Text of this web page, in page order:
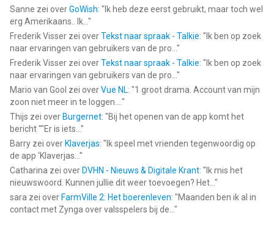
Sanne zei overGoWish: " Ik heb deze eerst gebruikt, maar toch wel
erg Amerikaans.. Ik... "
Frederik Visser zei overTekst naar spraak - Talkie: " Ik ben op zoek
naar ervaringen van gebruikers van de pro... "
Frederik Visser zei overTekst naar spraak - Talkie: " Ik ben op zoek
naar ervaringen van gebruikers van de pro... "
Mario van Gool zei overVue NL: "1 groot drama. Account van mijn
zoon niet meer in te loggen.... "
Thijs zei over Burgernet: "Bij het openen van de app komt het
bericht ""Er is iets... "
Barry zei over Klaverjas: " Ik speel met vrienden tegenwoordig op
de app ‘Klaverjas... "
Catharina zei over DVHN - Nieuws & Digitale Krant: " Ik mis het
nieuwswoord. Kunnen jullie dit weer toevoegen? Het... "
sara zei over FarmVille 2: Het boerenleven: "Maanden ben ik al in
contact met Zynga over valsspelers bij de... "